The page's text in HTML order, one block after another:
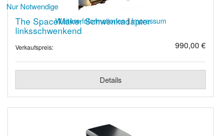
The SpaceMaker Schwenkadapter
linksschwenkend
Verkaufspreis: 990,00 €
Details
Nur Notwendige
Weitere Informationen|Impressum